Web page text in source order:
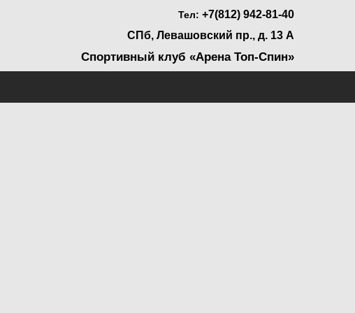
Тел: +7(812) 942-81-40
СПб, Левашовский пр., д. 13 А
Спортивный клуб «Арена Топ-Спин»